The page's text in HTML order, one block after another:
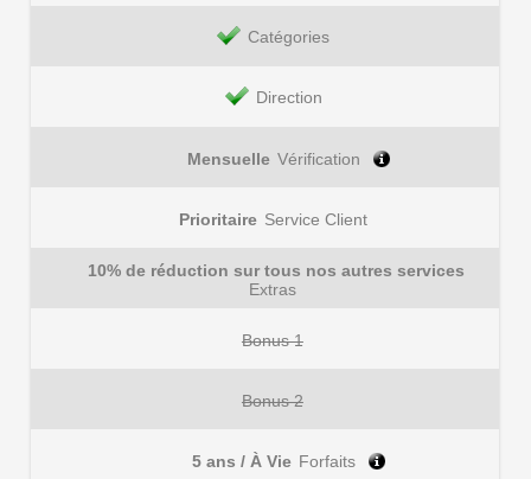
Catégories
Direction
Mensuelle Vérification
Prioritaire Service Client
10% de réduction sur tous nos autres services
Extras
Bonus 1
Bonus 2
5 ans / À Vie Forfaits